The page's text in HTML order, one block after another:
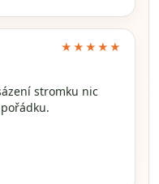
★★★★★
stromku nic